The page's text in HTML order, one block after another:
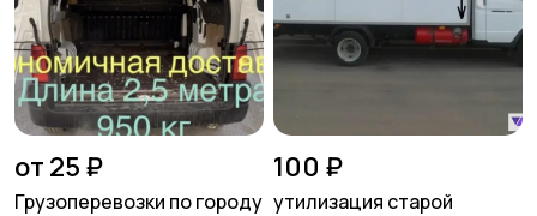
от 25 ₽
Грузоперевозки по городу
100 ₽
утилизация старой